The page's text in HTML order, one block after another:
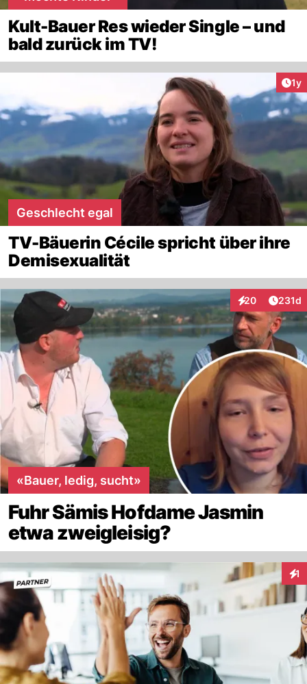
Kult-Bauer Res wieder Single – und
bald zurück im TV!
1y
Geschlecht egal
TV-Bäuerin Cécile spricht über ihre
Demisexualität
20
Interaktionen
231d
«Bauer, ledig, sucht»
Fuhr Sämis Hofdame Jasmin
etwa zweigleisig?
1